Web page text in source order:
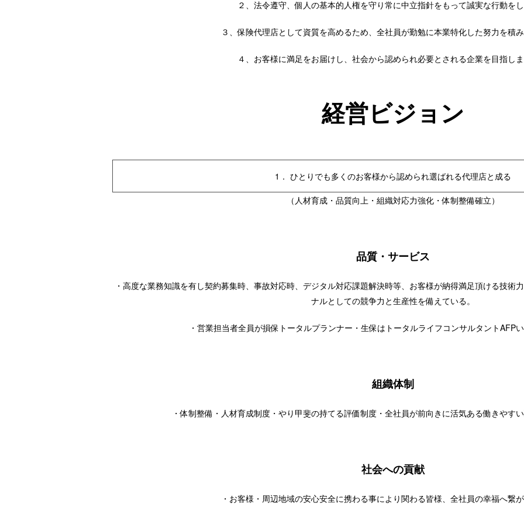
２、法令遵守、個人の基本的人権を守り常に中立指針をもって誠実な行動をし
３、保険代理店として資質を高めるため、全社員が勤勉に本業特化した努力を積み
４、お客様に満足をお届けし、社会から認められ必要とされる企業を目指しま
経営ビジョン
1． ひとりでも多くのお客様から認められ選ばれる代理店と成る
（人材育成・品質向上・組織対応力強化・体制整備確立）
品質・サービス
・高度な業務知識を有し契約募集時、事故対応時、デジタル対応課題解決時等、お客様が納得満足頂ける技術
ナルとしての競争力と生産性を備えている。
・営業担当者全員が損保トータルプランナー・生保はトータルライフコンサルタントAFP
組織体制
・体制整備・人材育成制度・やり甲斐の持てる評価制度・全社員が前向きに活気ある働きやす
社会への貢献
・お客様・周辺地域の安心安全に携わる事により関わる皆様、全社員の幸福へ繋が